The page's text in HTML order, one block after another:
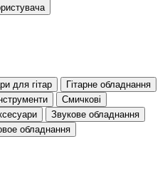
для гітар
Гітарне обладнання
Смичкові
Звукове обладнання
обладнання